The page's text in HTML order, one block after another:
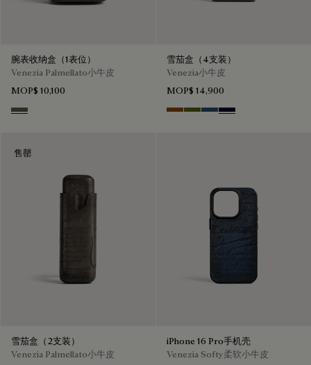
腕表收纳盒（1表位）
Venezia Palmellato小牛皮
MOP$ 10,100
Selva Oscura
雪茄盒（4支装）
Venezia小牛皮
MOP$ 14,900
Cacao Intenso
Nero Caviar
Blu Minerale
Nero Blu
售罄
雪茄盒（2支装）
Venezia Palmellato小牛皮
iPhone 16 Pro手机壳
Venezia Softy柔软小牛皮